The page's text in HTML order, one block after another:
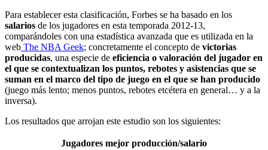
Para establecer esta clasificación, Forbes se ha basado en los
salarios de los jugadores en esta temporada 2012-13,
comparándoles con una estadística avanzada que es utilizada en la
web The NBA Geek; concretamente el concepto de victorias
producidas, una especie de eficiencia o valoración del jugador en
el que se contextualizan los puntos, rebotes y asistencias que se
suman en el marco del tipo de juego en el que se han producido
(juego más lento; menos puntos, rebotes etcétera en general… y a la
inversa).
Los resultados que arrojan este estudio son los siguientes:
Jugadores mejor producción/salario